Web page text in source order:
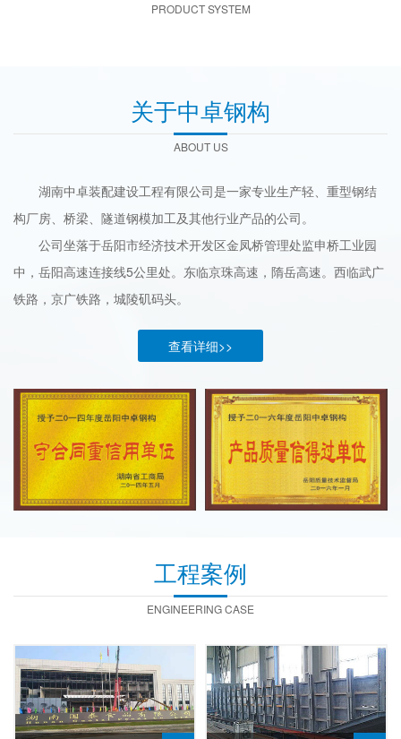
PRODUCT SYSTEM
关于中卓钢构
ABOUT US
湖南中卓装配建设工程有限公司是一家专业生产轻、重型钢结
构厂房、桥梁、隧道钢模加工及其他行业产品的公司。
公司坐落于岳阳市经济技术开发区金凤桥管理处监申桥工业园
中，岳阳高速连接线5公里处。东临京珠高速，隋岳高速。西临武广
铁路，京广铁路，城陵矶码头。
查看详细>>
工程案例
ENGINEERING CASE